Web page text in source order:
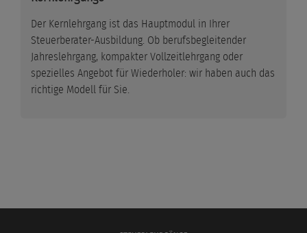
Der Kernlehrgang ist das Hauptmodul in Ihrer
Steuerberater-Ausbildung. Ob berufsbegleitender
Jahreslehrgang, kompakter Vollzeitlehrgang oder
spezielles Angebot für Wiederholer: wir haben auch das
richtige Modell für Sie.